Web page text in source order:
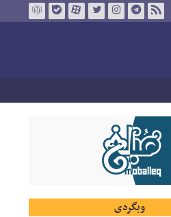
وبگردی